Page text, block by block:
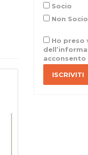
Socio
Non Socio
Ho preso
miei dati
informativo
tramite